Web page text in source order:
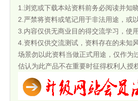
1.浏览或下载本站资料前务必阅读并知
2.严禁将资料或笔记用于非法用途，或
3.内容仅供无商业目的得交流学习，使
4.资料仅供交流测试，资料存在的未知
场景勿以此资料当做正式用途，仅作为
估认为此产品不在重要时征得权利人授